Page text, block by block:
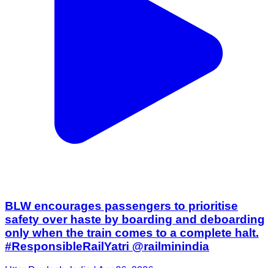
BLW encourages passengers to prioritise
safety over haste by boarding and deboarding
only when the train comes to a complete halt.
#ResponsibleRailYatri @railminindia